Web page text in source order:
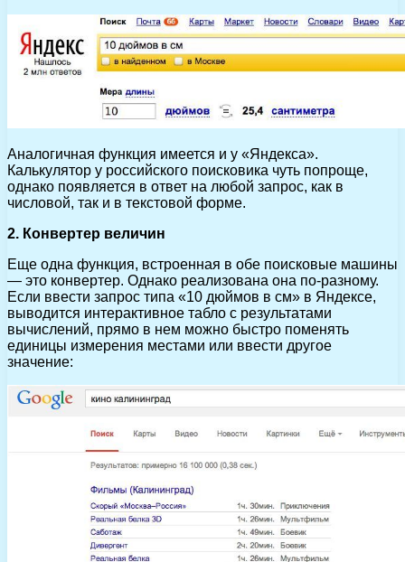
Аналогичная функция имеется и у «Яндекса».
Калькулятор у российского поисковика чуть попроще,
однако появляется в ответ на любой запрос, как в
числовой, так и в текстовой форме.
2. Конвертер величин
Еще одна функция, встроенная в обе поисковые машины
— это конвертер. Однако реализована она по-разному.
Если ввести запрос типа «10 дюймов в см» в Яндексе,
выводится интерактивное табло с результатами
вычислений, прямо в нем можно быстро поменять
единицы измерения местами или ввести другое
значение: